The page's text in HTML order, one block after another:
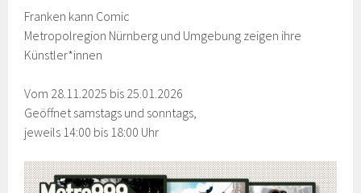
Franken kann Comic
Metropolregion Nürnberg und Umgebung zeigen ihre
Künstler*innen
Vom 28.11.2025 bis 25.01.2026
Geöffnet samstags und sonntags,
jeweils 14:00 bis 18:00 Uhr